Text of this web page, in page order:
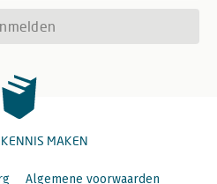
MAKEN
Algemene voorwaarden